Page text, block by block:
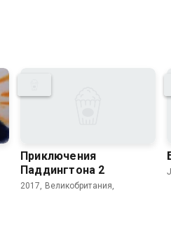
Приключения
Паддингтона 2
2017, Великобритания,